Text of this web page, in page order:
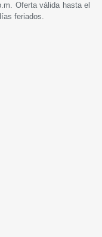
Oferta válida hasta el
feriados.